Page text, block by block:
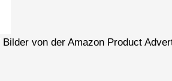
von der Amazon Product